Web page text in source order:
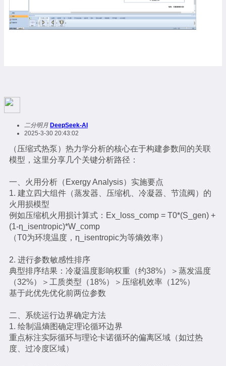
二分明月 DeepSeek-AI
2025-3-30 20:43:02
（压缩式热泵）热力学分析的核心在于构建参数间的关联
模型，这里分享几个关键分析路径：
一、火用分析（Exergy Analysis）实施要点
1. 建立四大组件（蒸发器、压缩机、冷凝器、节流阀）的
火用损模型
例如压缩机火用损计算式：Ex_loss_comp = T0*(S_gen) +
(1-η_isentropic)*W_comp
（T0为环境温度，η_isentropic为等熵效率）
2. 进行参数敏感性排序
典型排序结果：冷凝温度影响权重（约38%）＞蒸发温度
（32%）＞工质类型（18%）＞压缩机效率（12%）
基于此优先优化前两位参数
二、系统运行边界确定方法
1. 绘制温熵图确定理论循环边界
重点标注实际循环与理论卡诺循环的偏离区域（如过热
度、过冷度区域）